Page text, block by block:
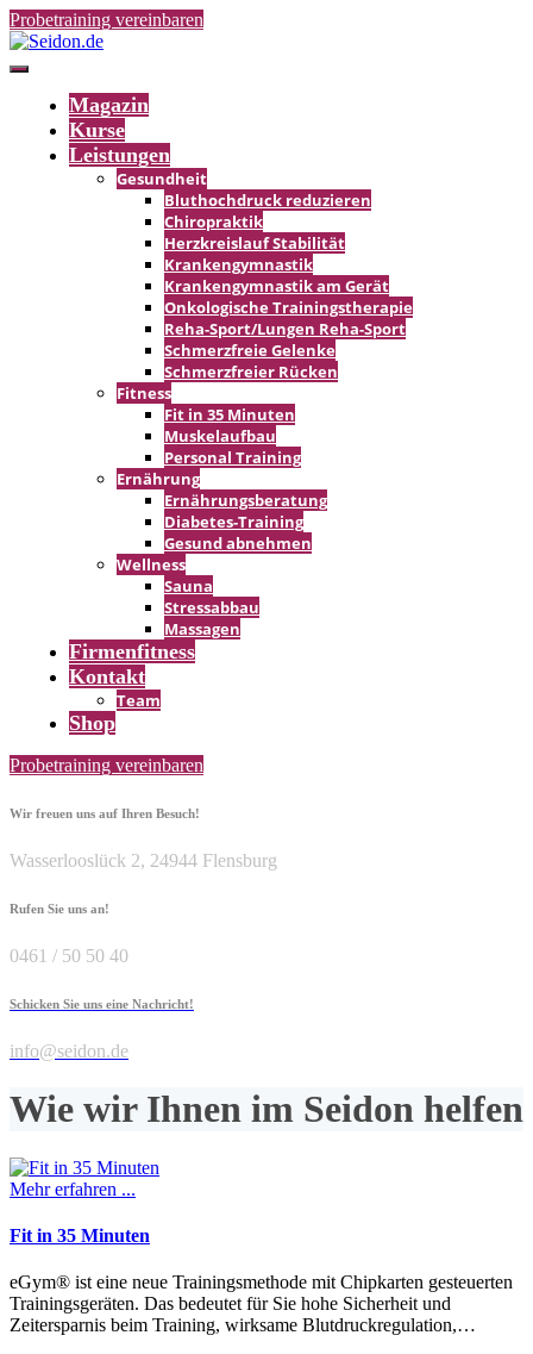
Probetraining vereinbaren
Magazin
Kurse
Leistungen
Gesundheit
Bluthochdruck reduzieren
Chiropraktik
Herzkreislauf Stabilität
Kranken­gymnastik
Krankengymnastik am Gerät
Onkologische Trainingstherapie
Reha-Sport/Lungen Reha-Sport
Schmerzfreie Gelenke
Schmerz­freier Rücken
Fitness
Fit in 35 Minuten
Muskelaufbau
Personal Training
Ernährung
Ernährungsberatung
Diabetes-Training
Gesund abnehmen
Wellness
Sauna
Stressabbau
Massagen
Firmen­fitness
Kontakt
Team
Shop
Probetraining vereinbaren
Wir freuen uns auf Ihren Besuch!
Wasserlooslück 2, 24944 Flensburg
Rufen Sie uns an!
0461 / 50 50 40
Schicken Sie uns eine Nachricht!
info@seidon.de
Wie wir Ihnen im Seidon helfen
Mehr erfahren ...
Fit in 35 Minuten
eGym® ist eine neue Trainingsmethode mit Chipkarten gesteuerten
Trainingsgeräten. Das bedeutet für Sie hohe Sicherheit und
Zeitersparnis beim Training, wirksame Blutdruckregulation,…